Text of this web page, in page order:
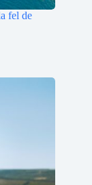
fel de